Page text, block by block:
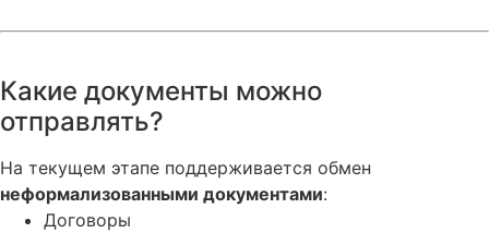
Какие документы можно
отправлять?
На текущем этапе поддерживается обмен
неформализованными документами:
Договоры